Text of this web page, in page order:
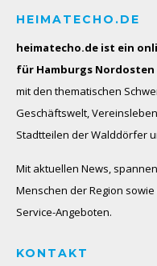
HEIMATECHO.DE
heimatecho.de ist ein
für Hamburgs Nordosten
mit den thematischen
Geschäftswelt,
Stadtteilen der Walddörfer
Mit aktuellen News,
Menschen der Region
Service-Angeboten.
KONTAKT